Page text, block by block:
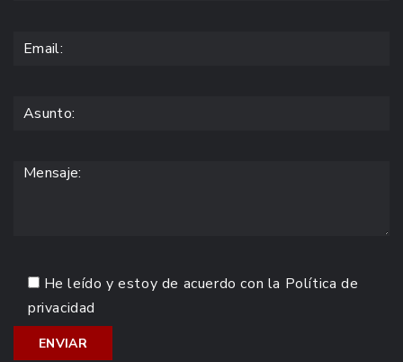
He leído y estoy de acuerdo con la Política de
privacidad